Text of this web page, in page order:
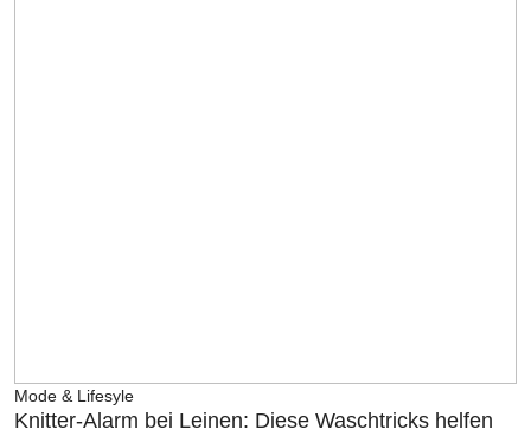
Mode & Lifesyle
Knitter-Alarm bei Leinen: Diese Waschtricks helfen